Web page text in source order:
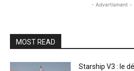
- Advertisment -
MOST READ
Starship V3 : le